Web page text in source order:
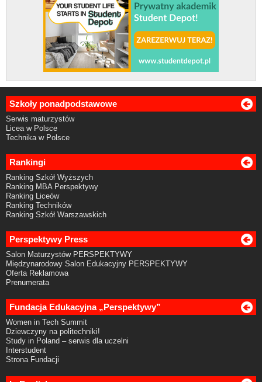
Szkoły ponadpodstawowe
Serwis maturzystów
Licea w Polsce
Technika w Polsce
Rankingi
Ranking Szkół Wyższych
Ranking MBA Perspektywy
Ranking Liceów
Ranking Techników
Ranking Szkół Warszawskich
Perspektywy Press
Salon Maturzystów PERSPEKTYWY
Międzynarodowy Salon Edukacyjny PERSPEKTYWY
Oferta Reklamowa
Prenumerata
Fundacja Edukacyjna „Perspektywy”
Women in Tech Summit
Dziewczyny na politechniki!
Study in Poland – serwis dla uczelni
Interstudent
Strona Fundacji